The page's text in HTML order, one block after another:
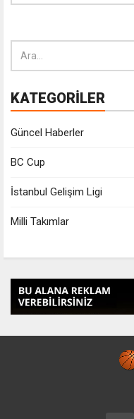
KATEGORİLER
Güncel Haberler
BC Cup
İstanbul Gelişim Ligi
Milli Takımlar